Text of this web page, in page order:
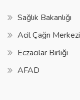
Sağlık Bakanlığı
Acil Çağrı Merkezi
Eczacılar Birliği
AFAD